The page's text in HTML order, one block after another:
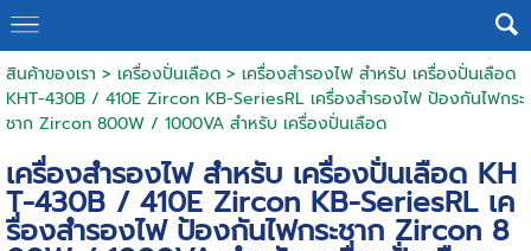
สินค้าของเรา > เครื่องปั่นเลือด> เครื่องสำรองไฟ สำหรับ เครื่องปั่นเลือด
KHT-430B / 410E Zircon KB-SeriesRL เครื่องสำรองไฟ ป้องกันไฟกระ
ชาก Zircon 800W / 1000VA สำหรับ เครื่องปั่นเลือด
เครื่องสำรองไฟ สำหรับ เครื่องปั่นเลือด KH
T-430B / 410E Zircon KB-SeriesRL เค
รื่องสำรองไฟ ป้องกันไฟกระชาก Zircon 8